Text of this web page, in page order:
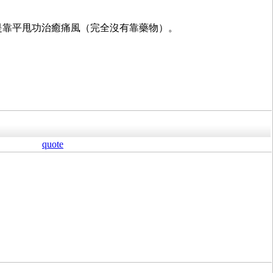
靠平甩功治癒痛風（完全沒有靠藥物）。
quote